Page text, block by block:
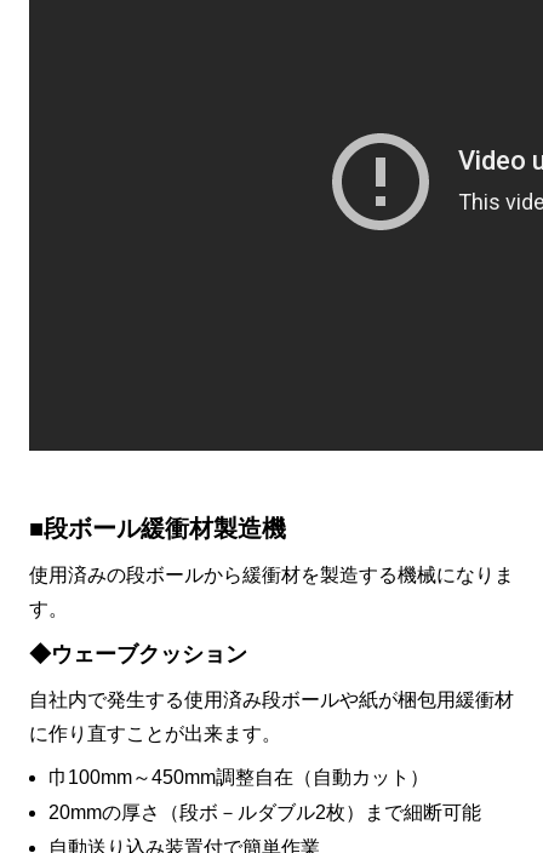
■段ボール緩衝材製造機
使用済みの段ボールから緩衝材を製造する機械になりま
す。
◆ウェーブクッション
自社内で発生する使用済み段ボールや紙が梱包用緩衝材
に作り直すことが出来ます。
巾100mm～450mm調整自在（自動カット）
20mmの厚さ（段ボ－ルダブル2枚）まで細断可能
自動送り込み装置付で簡単作業